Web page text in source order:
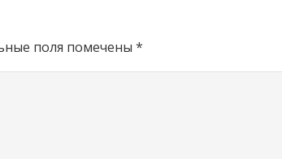
поля помечены *